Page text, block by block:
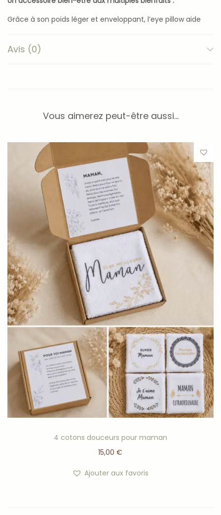
Grâce à son poids léger et enveloppant, l’eye pillow aide
immédiate de détente.
lors d’une pause cocooning,
ou simplement après une longue journée.
Placée sur les yeux, sa douceur aide à créer une
ambiance apaisante propice au repos et à la
déconnexion.
Utilisation & entretien
L’eye pillow peut être utilisé chaud ou froid selon vos
envies. Pour une utilisation chaude, retirez la housse rose
illustrée puis chauffez uniquement le coussin intérieur
quelques secondes au micro-ondes ou quelques
minutes sur un radiateur. Pour un effet frais et apaisant,
placez simplement le coussin intérieur au réfrigérateur
avant utilisation.
La housse extérieure est amovible et lavable en
machine (ne pas dépasser 30°C).
Utilisé chaud :
Il procure une chaleur réconfortante idéale pour :
détendre les tensions,
accompagner les moments de repos,
créer un effet cocooning relaxant.
Avis (0)
Vous aimerez peut-être aussi…
4 cotons douceurs pour maman
15,00€
Ajouter aux favoris